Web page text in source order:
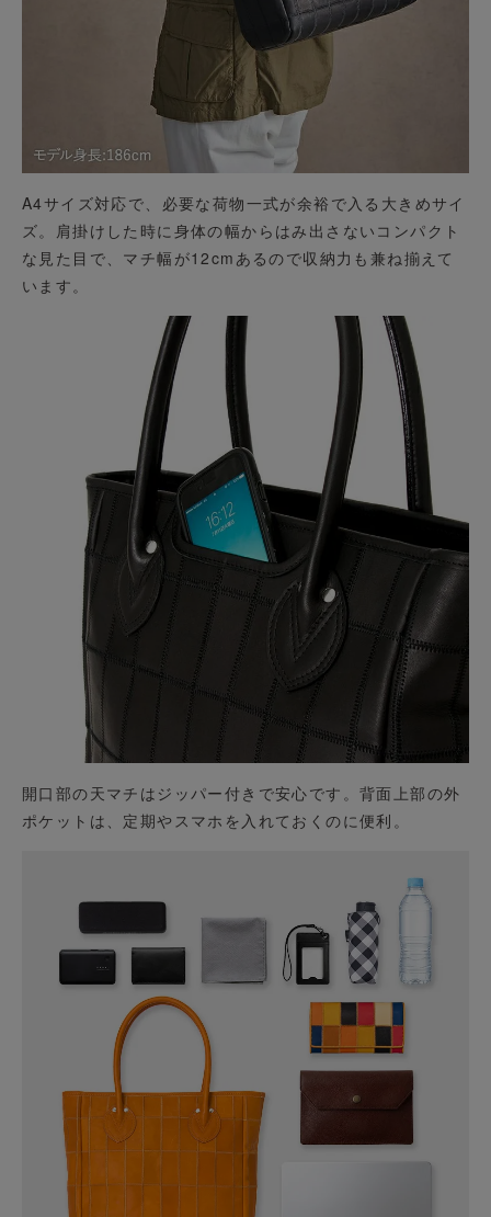
A4サイズ対応で、必要な荷物一式が余裕で入る大きめサイ
ズ。肩掛けした時に身体の幅からはみ出さないコンパクト
な見た目で、マチ幅が12cmあるので収納力も兼ね揃えて
います。
開口部の天マチはジッパー付きで安心です。背面上部の外
ポケットは、定期やスマホを入れておくのに便利。